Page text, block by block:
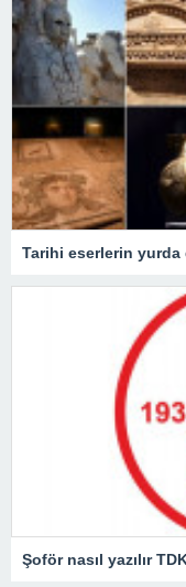
Tarihi eserlerin
Şoför nasıl yazılır